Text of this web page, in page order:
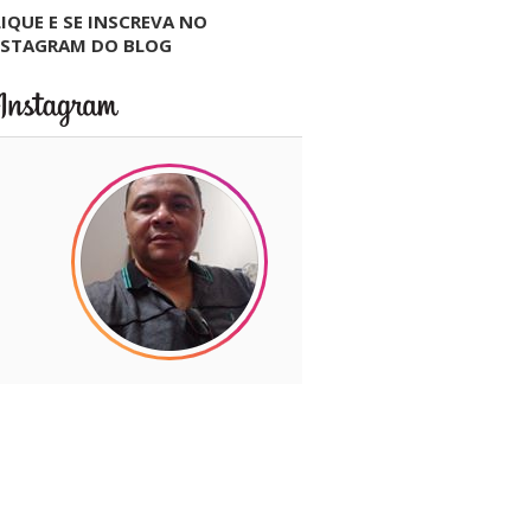
E SE INSCREVA NO
DO BLOG